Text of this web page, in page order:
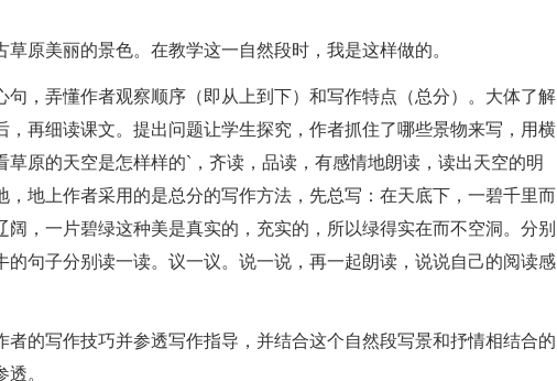
美丽的景色。在教学这一自然段时，我是这样做的。
，弄懂作者观察顺序（即从上到下）和写作特点（总分）。大体了解
，再细读课文。提出问题让学生探究，作者抓住了哪些景物来写，用横
草原的天空是怎样样的`，齐读，品读，有感情地朗读，读出天空的明
，地上作者采用的是总分的写作方法，先总写：在天底下，一碧千里而
，一片碧绿这种美是真实的，充实的，所以绿得实在而不空洞。分别
的句子分别读一读。议一议。说一说，再一起朗读，说说自己的阅读感
的写作技巧并参透写作指导，并结合这个自然段写景和抒情相结合的
。